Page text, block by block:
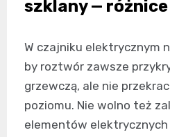
szklany —
W czajniku elektrycznym
by roztwór zawsze
grzewczą, ale nie
poziomu. Nie wolno też
elementów